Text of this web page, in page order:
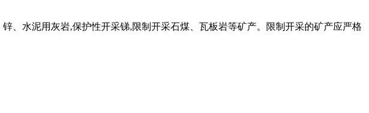
、水泥用灰岩,保护性开采锑,限制开采石煤、瓦板岩等矿产。限制开采的矿产应严格